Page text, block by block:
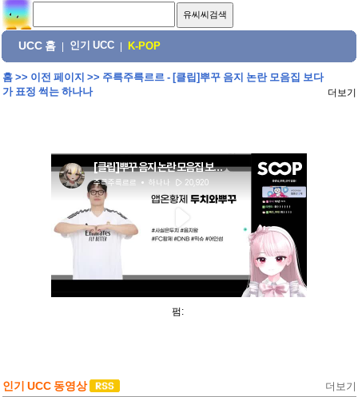
UCC 홈 인기 UCC K-POP
홈>> 이전 페이지 >> 주륵주륵르르 - [클립]뿌꾸 음지 논란 모음집 보다
가 표정 썩는 하나나
더보기
펌:
인기 UCC 동영상 더보기